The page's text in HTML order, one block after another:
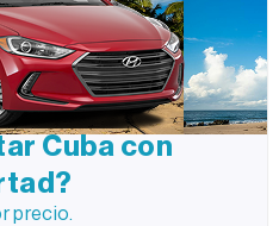
Cuba con
precio.